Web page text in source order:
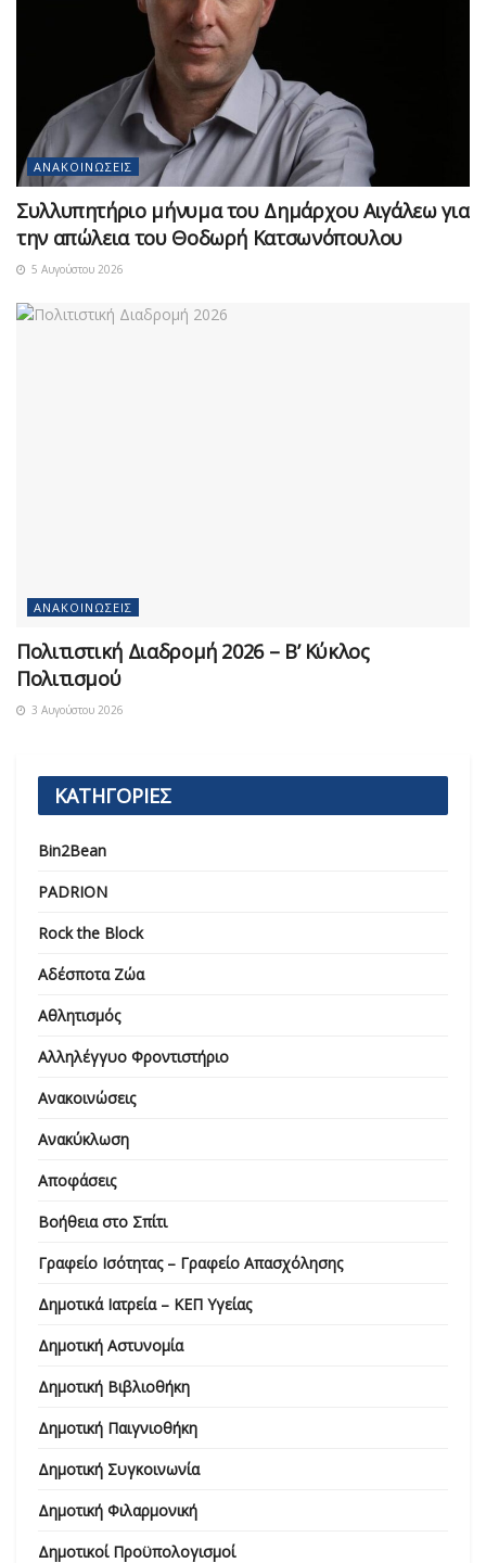
ΑΝΑΚΟΙΝΏΣΕΙΣ
Συλλυπητήριο μήνυμα του Δημάρχου Αιγάλεω για
την απώλεια του Θοδωρή Κατσωνόπουλου
5 Αυγούστου 2026
ΑΝΑΚΟΙΝΏΣΕΙΣ
Πολιτιστική Διαδρομή 2026 – Β’ Κύκλος
Πολιτισμού
3 Αυγούστου 2026
ΚΑΤΗΓΟΡΙΕΣ
Bin2Bean
PADRION
Rock the Block
Αδέσποτα Ζώα
Αθλητισμός
Αλληλέγγυο Φροντιστήριο
Ανακοινώσεις
Ανακύκλωση
Αποφάσεις
Βοήθεια στο Σπίτι
Γραφείο Ισότητας – Γραφείο Απασχόλησης
Δημοτικά Ιατρεία – ΚΕΠ Υγείας
Δημοτική Αστυνομία
Δημοτική Βιβλιοθήκη
Δημοτική Παιγνιοθήκη
Δημοτική Συγκοινωνία
Δημοτική Φιλαρμονική
Δημοτικοί Προϋπολογισμοί